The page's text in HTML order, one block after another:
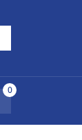
0